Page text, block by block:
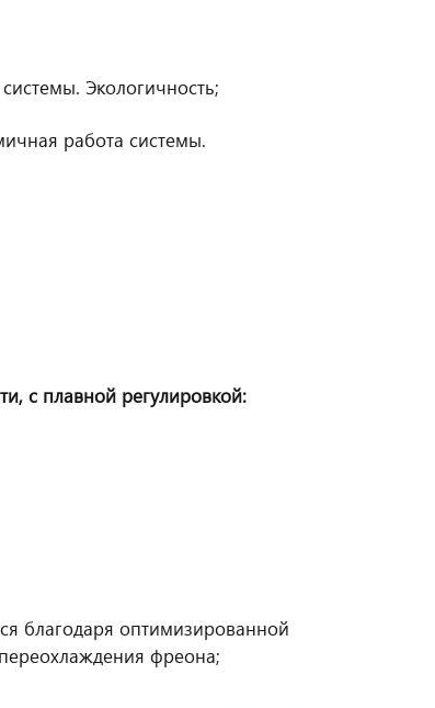
Экологичность;
работа системы.
с плавной регулировкой:
благодаря оптимизированной
фреона;